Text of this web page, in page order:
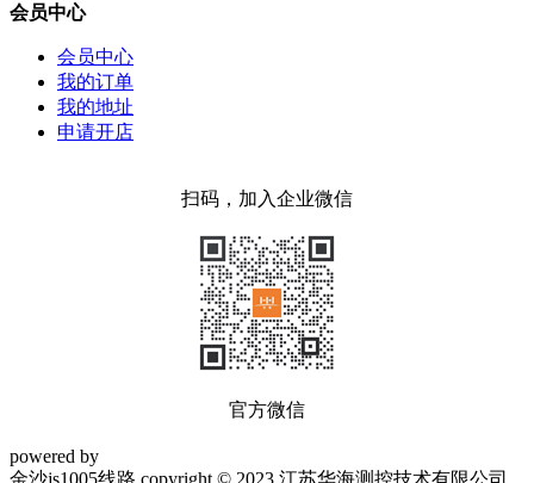
会员中心
会员中心
我的订单
我的地址
申请开店
扫码，加入企业微信
官方微信
powered by
金沙js1005线路 copyright © 2023 江苏华海测控技术有限公司.